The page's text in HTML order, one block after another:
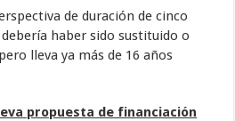
de duración de cinco
haber sido sustituido o
lleva ya más de 16 años
propuesta de financiación